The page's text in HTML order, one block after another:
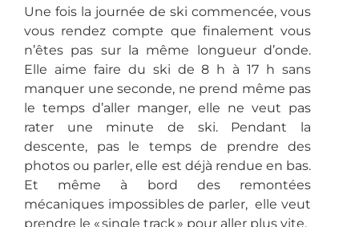
Une fois la journée de ski commencée, vous
vous rendez compte que finalement vous
n’êtes pas sur la même longueur d’onde.
Elle aime faire du ski de 8 h à 17 h sans
manquer une seconde, ne prend même pas
le temps d’aller manger, elle ne veut pas
rater une minute de ski. Pendant la
descente, pas le temps de prendre des
photos ou parler, elle est déjà rendue en bas.
Et même à bord des remontées
mécaniques impossibles de parler, elle veut
prendre le « single track » pour aller plus vite.